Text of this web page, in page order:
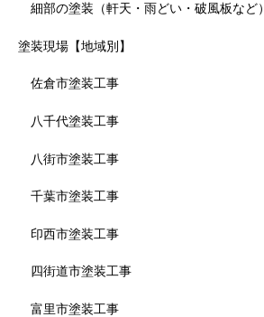
細部の塗装（軒天・雨どい・破風板など）
塗装現場【地域別】
佐倉市塗装工事
八千代塗装工事
八街市塗装工事
千葉市塗装工事
印西市塗装工事
四街道市塗装工事
富里市塗装工事